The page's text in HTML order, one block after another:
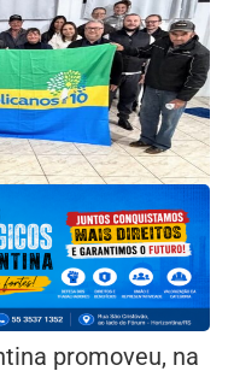
promoveu, na